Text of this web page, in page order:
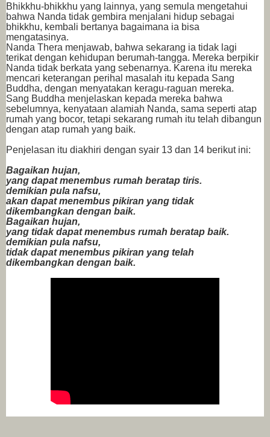
Bhikkhu-bhikkhu yang lainnya, yang semula mengetahui
bahwa Nanda tidak gembira menjalani hidup sebagai
bhikkhu, kembali bertanya bagaimana ia bisa
mengatasinya.
Nanda Thera menjawab, bahwa sekarang ia tidak lagi
terikat dengan kehidupan berumah-tangga. Mereka berpikir
Nanda tidak berkata yang sebenarnya. Karena itu mereka
mencari keterangan perihal masalah itu kepada Sang
Buddha, dengan menyatakan keragu-raguan mereka.
Sang Buddha menjelaskan kepada mereka bahwa
sebelumnya, kenyataan alamiah Nanda, sama seperti atap
rumah yang bocor, tetapi sekarang rumah itu telah dibangun
dengan atap rumah yang baik.
Penjelasan itu diakhiri dengan syair 13 dan 14 berikut ini:
Bagaikan hujan,
yang dapat menembus rumah beratap tiris.
demikian pula nafsu,
akan dapat menembus pikiran yang tidak
dikembangkan dengan baik.
Bagaikan hujan,
yang tidak dapat menembus rumah beratap baik.
demikian pula nafsu,
tidak dapat menembus pikiran yang telah
dikembangkan dengan baik.